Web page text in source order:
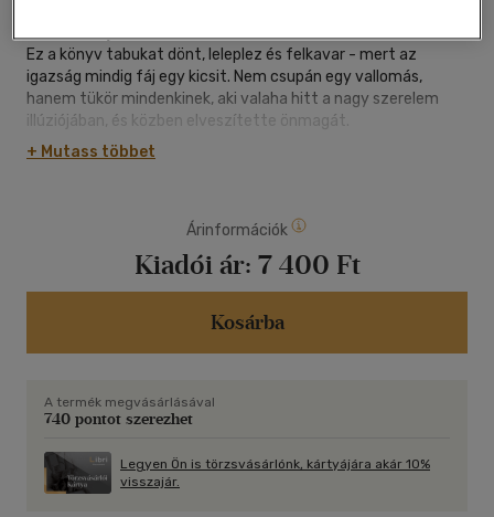
Ez a könyv tabukat dönt, leleplez és felkavar - mert az
igazság mindig fáj egy kicsit. Nem csupán egy vallomás,
hanem tükör mindenkinek, aki valaha hitt a nagy szerelem
illúziójában, és közben elveszítette önmagát.
Őszinte, megrázó és felszabadító - mert ez a történet
nemcsak róla szól... hanem rólad is.
+ Mutass többet
Árinformációk
Kiadói ár: 7 400 Ft
Kosárba
A termék megvásárlásával
740 pontot szerezhet
Legyen Ön is törzsvásárlónk, kártyájára akár 10%
visszajár.